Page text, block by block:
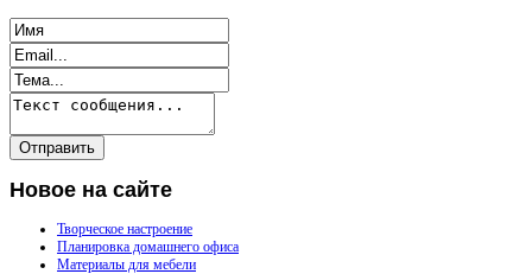
Новое на сайте
Творческое настроение
Планировка домашнего офиса
Материалы для мебели